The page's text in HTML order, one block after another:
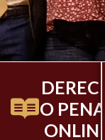
DERECH
O PENAL
ONLINE